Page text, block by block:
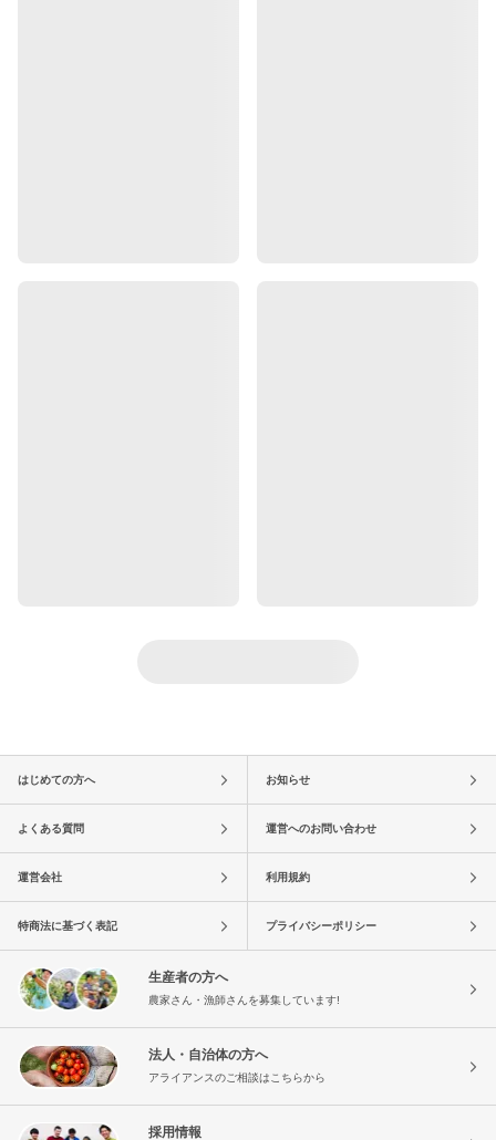
はじめての方へ お知らせ
よくある質問 運営へのお問い合わせ
運営会社 利用規約
特商法に基づく表記 プライバシーポリシー
生産者の方へ
農家さん・漁師さんを募集しています!
法人・自治体の方へ
アライアンスのご相談はこちらから
採用情報